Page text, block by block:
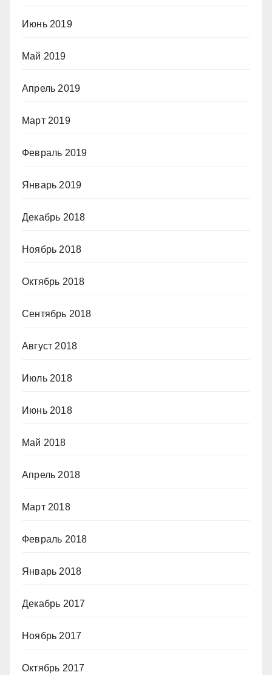
Июнь 2019
Май 2019
Апрель 2019
Март 2019
Февраль 2019
Январь 2019
Декабрь 2018
Ноябрь 2018
Октябрь 2018
Сентябрь 2018
Август 2018
Июль 2018
Июнь 2018
Май 2018
Апрель 2018
Март 2018
Февраль 2018
Январь 2018
Декабрь 2017
Ноябрь 2017
Октябрь 2017